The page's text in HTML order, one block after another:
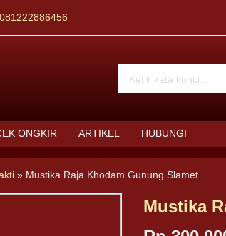
081222886456
ONGKIR ARTIKEL HUBUNGI
» Mustika Raja Khodam Gunung Slamet
Mustika